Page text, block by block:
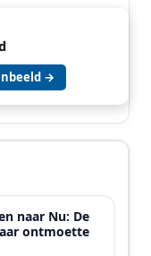
→
naar Nu: De
ontmoette